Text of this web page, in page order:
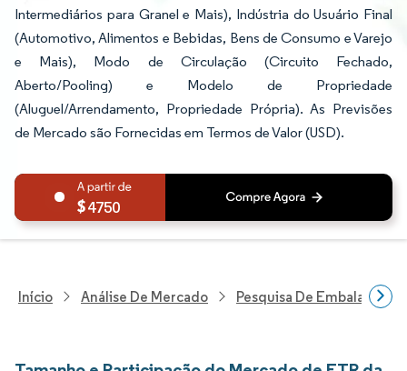
Intermediários para Granel e Mais), Indústria do Usuário Final
(Automotivo, Alimentos e Bebidas, Bens de Consumo e Varejo
e Mais), Modo de Circulação (Circuito Fechado,
Aberto/Pooling) e Modelo de Propriedade
(Aluguel/Arrendamento, Propriedade Própria). As Previsões
de Mercado são Fornecidas em Termos de Valor (USD).
4750
Início Análise De Mercado Pesquisa De Embalagens